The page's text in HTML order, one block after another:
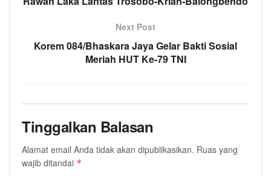
Next Post
Korem 084/Bhaskara Jaya Gelar Bakti Sosial
Meriah HUT Ke-79 TNI
Tinggalkan Balasan
Alamat email Anda tidak akan dipublikasikan. Ruas yang
wajib ditandai *